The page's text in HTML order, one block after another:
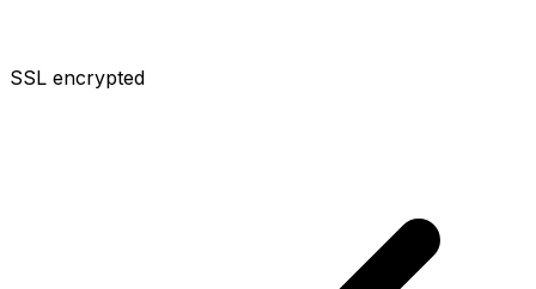
SSL encrypted